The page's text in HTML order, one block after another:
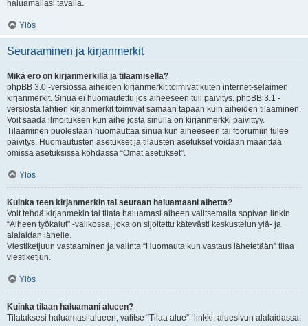
haluamallasi tavalla.
Ylös
Seuraaminen ja kirjanmerkit
Mikä ero on kirjanmerkillä ja tilaamisella?
phpBB 3.0 -versiossa aiheiden kirjanmerkit toimivat kuten internet-selaimen
kirjanmerkit. Sinua ei huomautettu jos aiheeseen tuli päivitys. phpBB 3.1 -
versiosta lähtien kirjanmerkit toimivat samaan tapaan kuin aiheiden tilaaminen.
Voit saada ilmoituksen kun aihe josta sinulla on kirjanmerkki päivittyy.
Tilaaminen puolestaan huomauttaa sinua kun aiheeseen tai foorumiin tulee
päivitys. Huomautusten asetukset ja tilausten asetukset voidaan määrittää
omissa asetuksissa kohdassa “Omat asetukset”.
Ylös
Kuinka teen kirjanmerkin tai seuraan haluamaani aihetta?
Voit tehdä kirjanmekin tai tilata haluamasi aiheen valitsemalla sopivan linkin
“Aiheen työkalut” -valikossa, joka on sijoitettu kätevästi keskustelun ylä- ja
alalaidan lähelle.
Viestiketjuun vastaaminen ja valinta “Huomauta kun vastaus lähetetään” tilaa
viestiketjun.
Ylös
Kuinka tilaan haluamani alueen?
Tilataksesi haluamasi alueen, valitse “Tilaa alue” -linkki, aluesivun alalaidassa.